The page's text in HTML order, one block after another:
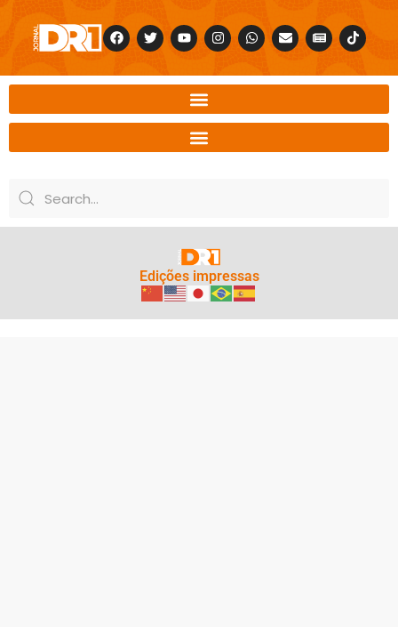
Edições impressas